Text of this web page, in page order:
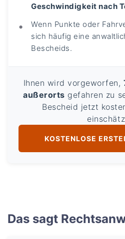
Geschwindigkeit nach
Wenn Punkte oder
sich häufig eine
Bescheids.
Ihnen wird vorgeworfen,
außerorts gefahren zu
Bescheid jetzt
KOSTENLOSE
Das sagt